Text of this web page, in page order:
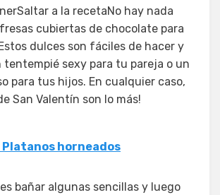
a la recetaNo hay nada
cubiertas de chocolate para
dulces son fáciles de hacer y
tentempié sexy para tu pareja o un
para tus hijos. En cualquier caso,
San Valentín son lo más!
Platanos horneados
bañar algunas sencillas y luego